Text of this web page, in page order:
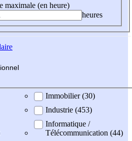
maximale (en heure)
heures
Immobilier (30)
Industrie (453)
Informatique /
Télécommunication (44)